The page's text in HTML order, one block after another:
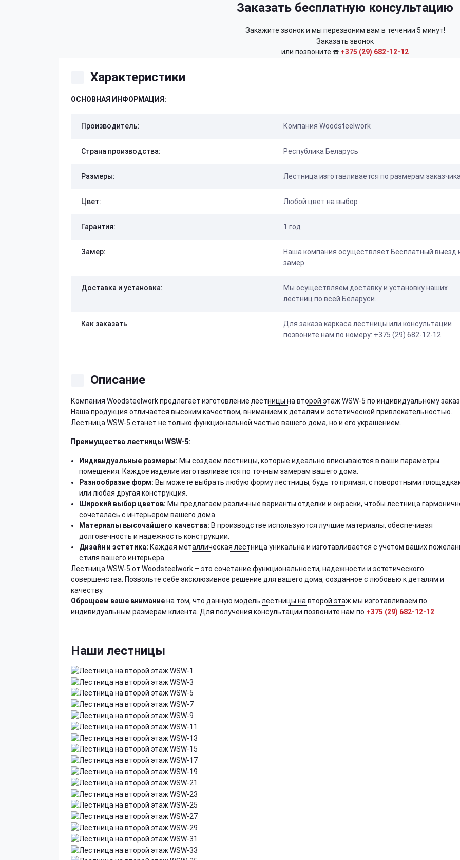
Заказать бесплатную консультацию
Закажите звонок и мы перезвоним вам в течении 5 минут!
Заказать звонок
или позвоните ☎️ +375 (29) 682-12-12
Характеристики
ОСНОВНАЯ ИНФОРМАЦИЯ:
Производитель: Компания Woodsteelwork
Страна производства: Республика Беларусь
Размеры: Лестница изготавливается по размерам
Цвет: Любой цвет на выбор
Гарантия: 1 год
Замер:
Наша компания осуществляет Бесплатный выезд
замер.
Доставка и установка:
Мы осуществляем доставку и установку наших
лестниц по всей Беларуси.
Как заказать
Для заказа каркаса лестницы или консультации
позвоните нам по номеру: +375 (29) 682-12-12
Описание
Компания Woodsteelwork предлагает изготовление лестницы на второй этаж WSW-5 по индивидуальному
Наша продукция отличается высоким качеством, вниманием к деталям и эстетической привлекательностью.
Лестница WSW-5 станет не только функциональной частью вашего дома, но и его украшением.
Преимущества лестницы WSW-5:
Индивидуальные размеры: Мы создаем лестницы, которые идеально вписываются в ваши параметры
помещения. Каждое изделие изготавливается по точным замерам вашего дома.
Разнообразие форм: Вы можете выбрать любую форму лестницы, будь то прямая, с поворотными
или любая другая конструкция.
Широкий выбор цветов: Мы предлагаем различные варианты отделки и окраски, чтобы лестница
сочеталась с интерьером вашего дома.
Материалы высочайшего качества: В производстве используются лучшие материалы, обеспечивая
долговечность и надежность конструкции.
Дизайн и эстетика: Каждая металлическая лестница уникальна и изготавливается с учетом ваших
стиля вашего интерьера.
Лестница WSW-5 от Woodsteelwork – это сочетание функциональности, надежности и эстетического
совершенства. Позвольте себе эксклюзивное решение для вашего дома, созданное с любовью к деталям и
качеству.
Обращаем ваше вниманиена том, что данную модель лестницы на второй этаж мы изготавливаем по
индивидуальным размерам клиента. Для получения консультации позвоните нам по +375 (29) 682-12-12
Наши лестницы